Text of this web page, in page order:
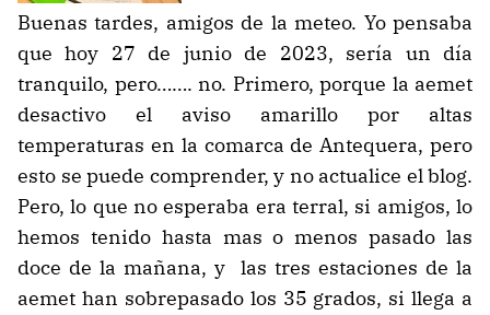
Buenas tardes, amigos de la meteo. Yo pensaba
que hoy 27 de junio de 2023, sería un día
tranquilo, pero……. no. Primero, porque la aemet
desactivo el aviso amarillo por altas
temperaturas en la comarca de Antequera, pero
esto se puede comprender, y no actualice el blog.
Pero, lo que no esperaba era terral, si amigos, lo
hemos tenido hasta mas o menos pasado las
doce de la mañana, y las tres estaciones de la
aemet han sobrepasado los 35 grados, si llega a